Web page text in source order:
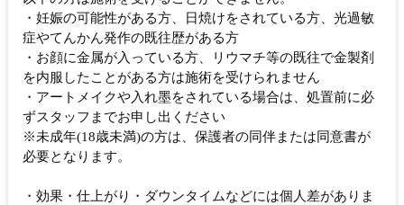
・妊娠の可能性がある方、日焼けをされている方、光過敏
症やてんかん発作の既往歴がある方
・お顔に金属が入っている方、リウマチ等の既往で金製剤
を内服したことがある方は施術を受けられません
・アートメイクや入れ墨をされている場合は、処置前に必
ずスタッフまでお申し出ください
※未成年(18歳未満)の方は、保護者の同伴または同意書が
必要となります。
・効果・仕上がり・ダウンタイムなどには個人差がありま